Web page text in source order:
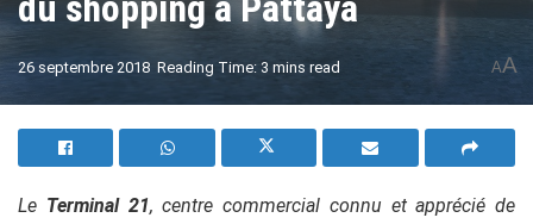
26 septembre 2018 Reading Time: 3 mins read AA
Le Terminal 21, centre commercial connu et apprécié de